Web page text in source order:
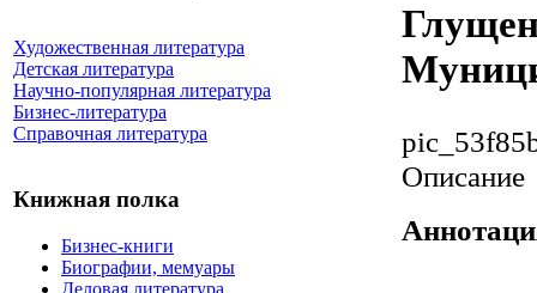
Художественная литература
Детская литература
Научно-популярная литература
Бизнес-литература
Справочная литература
Книжная полка
Бизнес-книги
Биографии, мемуары
Деловая литература
Описание